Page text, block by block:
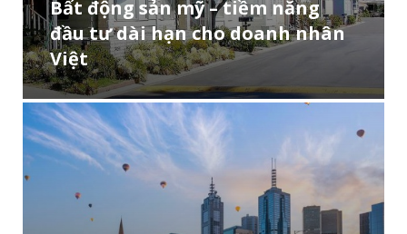
Bất động sản mỹ – tiềm năng
đầu tư dài hạn cho doanh nhân
Việt